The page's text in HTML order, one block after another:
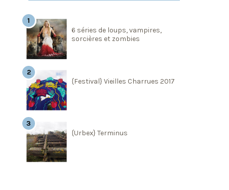
6 séries de loups, vampires,
sorcières et zombies
{Festival} Vieilles Charrues 2017
{Urbex} Terminus